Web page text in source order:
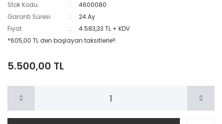
Stok Kodu
4600080
Garanti Süresi
24 Ay
Fiyat
4.583,33 TL + KDV
*605,00 TL den başlayan taksitlerle!!
5.500,00 TL